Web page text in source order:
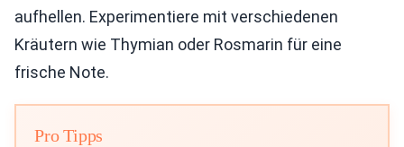
aufhellen. Experimentiere mit verschiedenen
Kräutern wie Thymian oder Rosmarin für eine
frische Note.
Pro Tipps